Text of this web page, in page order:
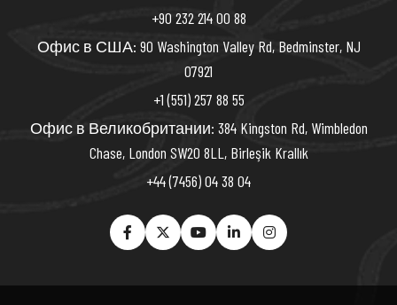
+90 232 214 00 88
Офис в США: 90 Washington Valley Rd, Bedminster, NJ
07921
+1 (551) 257 88 55
Офис в Великобритании: 384 Kingston Rd, Wimbledon
Chase, London SW20 8LL, Birleşik Krallık
+44 (7456) 04 38 04